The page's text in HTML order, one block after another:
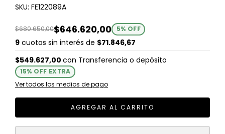
SKU: FE122089A
$680.650,00$646.620,00 5% OFF
9 cuotas sin interés de $71.846,67
$549.627,00 con Transferencia o depósito
15% OFF EXTRA
Ver todos los medios de pago